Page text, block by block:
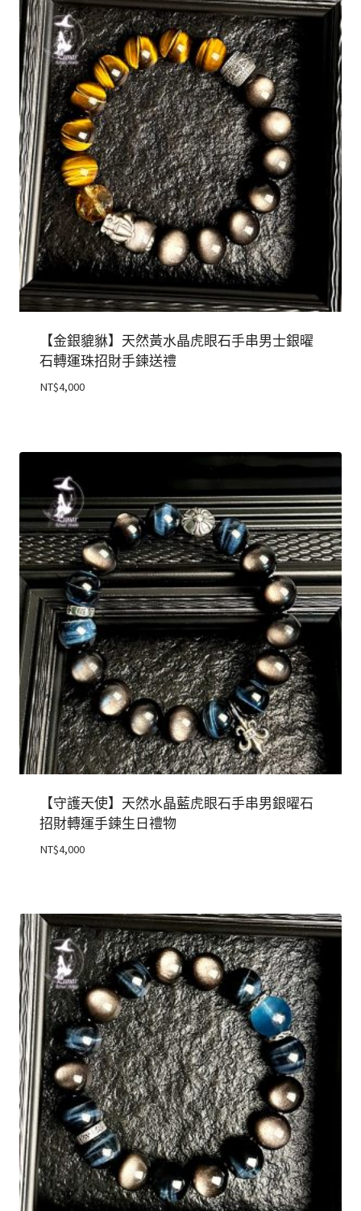
【金銀貔貅】天然黃水晶虎眼石手串男士銀曜
石轉運珠招財手鍊送禮
NT$4,000
【守護天使】天然水晶藍虎眼石手串男銀曜石
招財轉運手鍊生日禮物
NT$4,000